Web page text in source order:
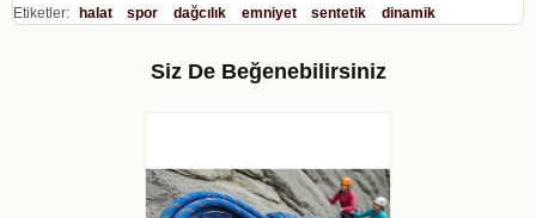
Etiketler: halat spor dağcılık emniyet sentetik dinamik
Siz De Beğenebilirsiniz